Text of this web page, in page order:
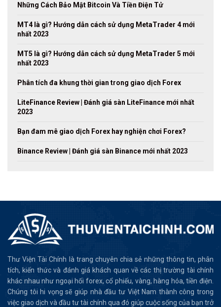
Những Cách Bảo Mật Bitcoin Và Tiền Điện Tử
MT4 là gì? Hướng dẫn cách sử dụng MetaTrader 4 mới
nhất 2023
MT5 là gì? Hướng dẫn cách sử dụng MetaTrader 5 mới
nhất 2023
Phân tích đa khung thời gian trong giao dịch Forex
LiteFinance Review | Đánh giá sàn LiteFinance mới nhất
2023
Bạn đam mê giao dịch Forex hay nghiện chơi Forex?
Binance Review | Đánh giá sàn Binance mới nhất 2023
Thư Viện Tài Chính là trang chuyên chia sẻ những thông tin, phân
tích, kiến thức và đánh giá khách quan về các thị trường tài chính
khác nhau như ngoại hối forex, cổ phiếu, vàng, hàng hóa, tiền điện.
Chúng tôi hi vọng sẽ giúp nhà đầu tư Việt Nam thành công trong
việc giao dịch và đầu tư tài chính qua đó giúp cuộc sống của bạn trở